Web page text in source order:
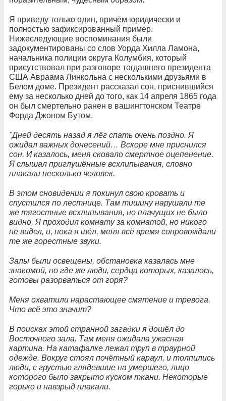
Я приведу только один, причём юридически и
полностью зафиксированный пример.
Нижеследующие воспоминания были
задокументированы со слов Уорда Хилла Ламона,
начальника полиции округа Колумбия, который
присутствовал при разговоре тогдашнего президента
США Авраама Линкольна с несколькими друзьями в
Белом доме. Президент рассказал сон, приснившийся
ему за несколько дней до того, как 14 апреля 1865 года
он был смертельно ранен в вашингтонском Театре
Форда Джоном Бутом.
"Дней десять назад я лёг спать очень поздно. Я
ожидал важных донесений… Вскоре мне приснился
сон. И казалось, меня сковало смертное оцепенение.
Я слышал приглушённые всхлипывания, словно
плакали несколько человек.
В этом сновидении я покинул свою кровать и
спустился по лестнице. Там тишину нарушали те
же тягостные всхлипывания, но плачущих не было
видно. Я проходил комнату за комнатой, но никого
не видел, и, пока я шёл, меня всё время сопровождали
те же горестные звуки.
Залы были освещены, обстановка казалась мне
знакомой, но где же люди, сердца которых, казалось,
готовы разорваться от горя?
Меня охватили нарастающее смятение и тревога.
Что всё это значит?
В поисках этой странной загадки я дошёл до
Восточного зала. Там меня ожидала ужасная
картина. На катафалке лежал труп в траурной
одежде. Вокруг стоял почётный караул, и толпились
люди, с грустью глядевшие на умершего, лицо
которого было закрыто куском ткани. Некоторые
горько и навзрыд плакали.